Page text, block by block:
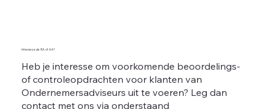
Interesse als RA of AA?
Heb je interesse om voorkomende beoordelings-
of controleopdrachten voor klanten van
Ondernemersadviseurs uit te voeren? Leg dan
contact met ons via onderstaand